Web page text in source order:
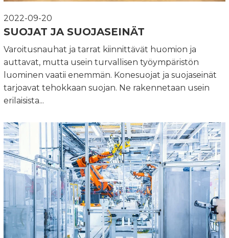
2022-09-20
SUOJAT JA SUOJASEINÄT
Varoitusnauhat ja tarrat kiinnittävät huomion ja
auttavat, mutta usein turvallisen työympäristön
luominen vaatii enemmän. Konesuojat ja suojaseinät
tarjoavat tehokkaan suojan. Ne rakennetaan usein
erilaisista...